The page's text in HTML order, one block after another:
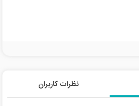
نظرات کاربران